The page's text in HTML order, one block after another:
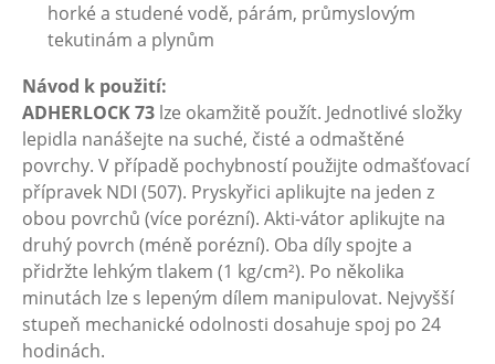
horké a studené vodě, párám, průmyslovým
tekutinám a plynům
Návod k použití:
ADHERLOCK 73 lze okamžitě použít. Jednotlivé složky
lepidla nanášejte na suché, čisté a odmaštěné
povrchy. V případě pochybností použijte odmašťovací
přípravek NDI (507). Pryskyřici aplikujte na jeden z
obou povrchů (více porézní). Akti-vátor aplikujte na
druhý povrch (méně porézní). Oba díly spojte a
přidržte lehkým tlakem (1 kg/cm²). Po několika
minutách lze s lepeným dílem manipulovat. Nejvyšší
stupeň mechanické odolnosti dosahuje spoj po 24
hodinách.